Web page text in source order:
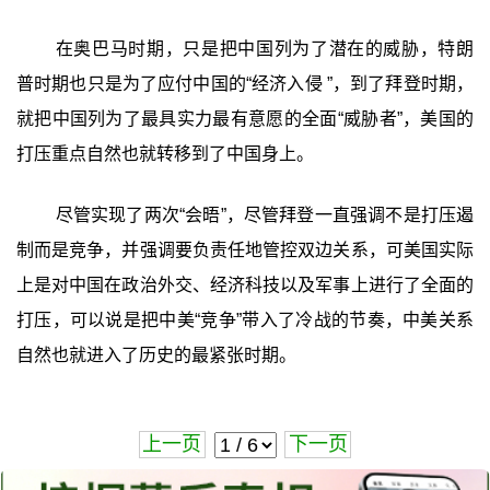
在奥巴马时期，只是把中国列为了潜在的威胁，特朗
普时期也只是为了应付中国的“经济入侵 ”，到了拜登时期，
就把中国列为了最具实力最有意愿的全面“威胁者”，美国的
打压重点自然也就转移到了中国身上。
尽管实现了两次“会晤”，尽管拜登一直强调不是打压遏
制而是竞争，并强调要负责任地管控双边关系，可美国实际
上是对中国在政治外交、经济科技以及军事上进行了全面的
打压，可以说是把中美“竞争”带入了冷战的节奏，中美关系
自然也就进入了历史的最紧张时期。
上一页 下一页